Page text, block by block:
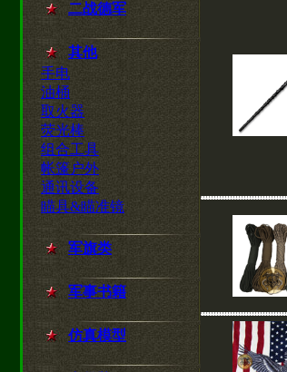
二战德军
其他
手电
油桶
取火器
荧光棒
组合工具
帐篷户外
通讯设备
瞄具&瞄准镜
军旗类
军事书籍
仿真模型